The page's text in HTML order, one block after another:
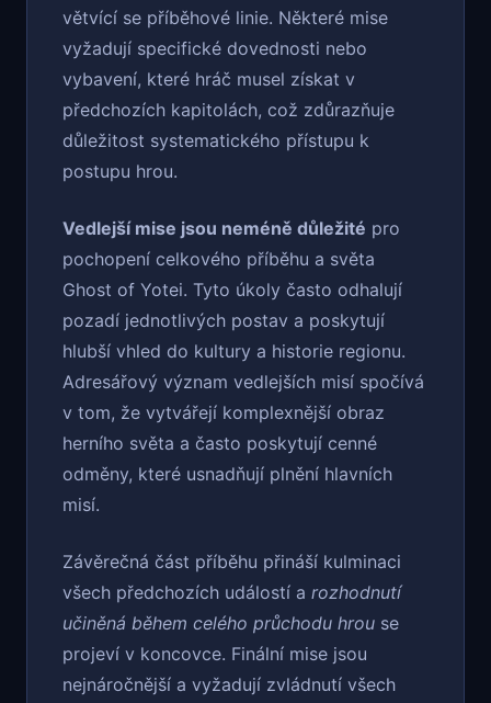
větvící se příběhové linie. Některé mise
vyžadují specifické dovednosti nebo
vybavení, které hráč musel získat v
předchozích kapitolách, což zdůrazňuje
důležitost systematického přístupu k
postupu hrou.
Vedlejší mise jsou neméně důležité pro
pochopení celkového příběhu a světa
Ghost of Yotei. Tyto úkoly často odhalují
pozadí jednotlivých postav a poskytují
hlubší vhled do kultury a historie regionu.
Adresářový význam vedlejších misí spočívá
v tom, že vytvářejí komplexnější obraz
herního světa a často poskytují cenné
odměny, které usnadňují plnění hlavních
misí.
Závěrečná část příběhu přináší kulminaci
všech předchozích událostí a rozhodnutí
učiněná během celého průchodu hrou se
projeví v koncovce. Finální mise jsou
nejnáročnější a vyžadují zvládnutí všech